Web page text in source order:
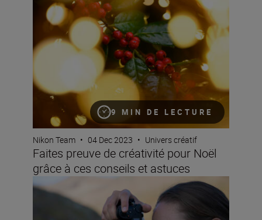
9 MIN DE LECTURE
Faites preuve de créativité pour Noël grâce à ces
Nikon Team • 04 Dec 2023 • Univers créatif
Faites preuve de créativité pour Noël
grâce à ces conseils et astuces
Développez votre créativité avec Marion Payr